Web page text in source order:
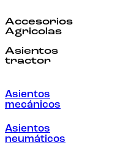
Accesorios
Agricolas
Asientos
tractor
Asientos
mecánicos
Asientos
neumáticos